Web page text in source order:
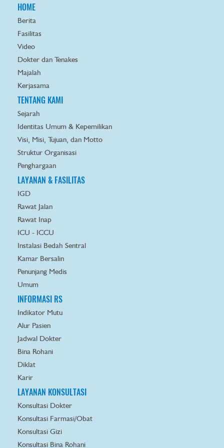
HOME
Berita
Fasilitas
Video
Dokter dan Tenakes
Majalah
Kerjasama
TENTANG KAMI
Sejarah
Identitas Umum & Kepemilikan
Visi, Misi, Tujuan, dan Motto
Struktur Organisasi
Penghargaan
LAYANAN & FASILITAS
IGD
Rawat Jalan
Rawat Inap
ICU - ICCU
Instalasi Bedah Sentral
Kamar Bersalin
Penunjang Medis
Umum
INFORMASI RS
Indikator Mutu
Alur Pasien
Jadwal Dokter
Bina Rohani
Diklat
Karir
LAYANAN KONSULTASI
Konsultasi Dokter
Konsultasi Farmasi/Obat
Konsultasi Gizi
Konsultasi Bina Rohani